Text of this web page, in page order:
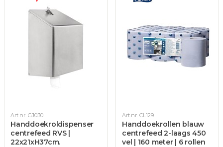
Art.nr. GJ030
Handdoekroldispenser
centrefeed RVS |
22x21xH37cm.
Art.nr. CL129
Handdoekrollen blauw
centrefeed 2-laags 450
vel | 160 meter | 6 rollen